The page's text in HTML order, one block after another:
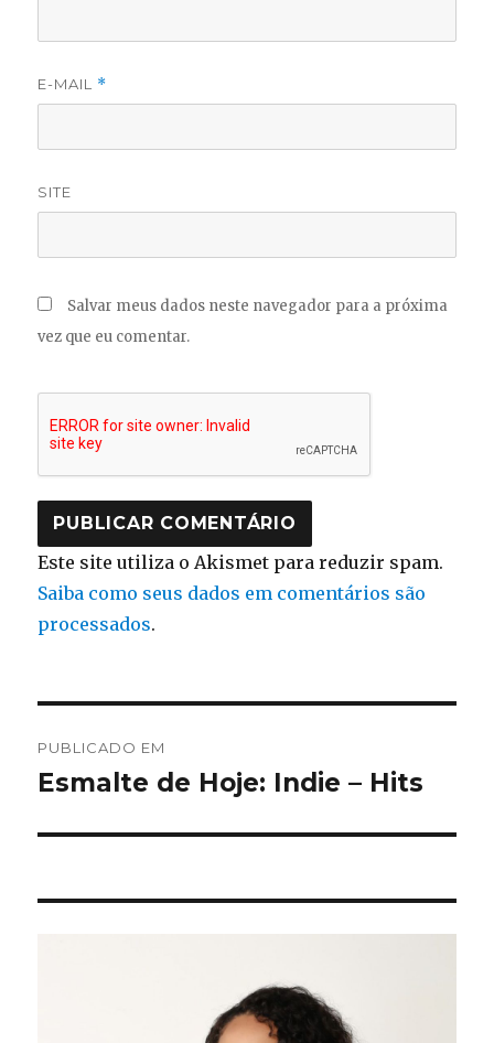
E-MAIL *
SITE
Salvar meus dados neste navegador para a próxima
vez que eu comentar.
Este site utiliza o Akismet para reduzir spam.
Saiba como seus dados em comentários são
processados.
de
PUBLICADO EM
Esmalte de Hoje: Indie – Hits